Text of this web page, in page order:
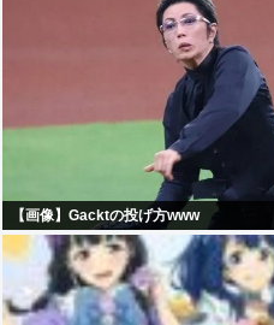
【画像】Gacktの投げ方www